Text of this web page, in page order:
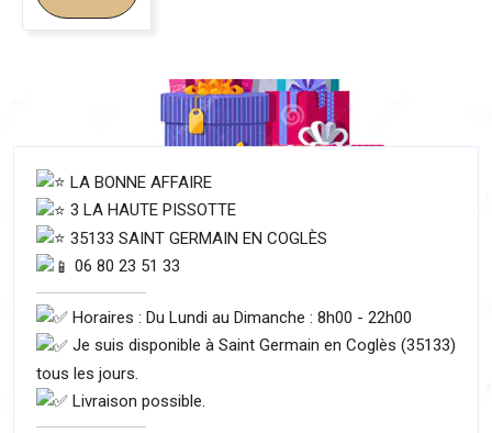
LA BONNE AFFAIRE
3 LA HAUTE PISSOTTE
35133 SAINT GERMAIN EN COGLÈS
06 80 23 51 33
Horaires : Du Lundi au Dimanche : 8h00 - 22h00
Je suis disponible à Saint Germain en Coglès (35133)
tous les jours.
Livraison possible.